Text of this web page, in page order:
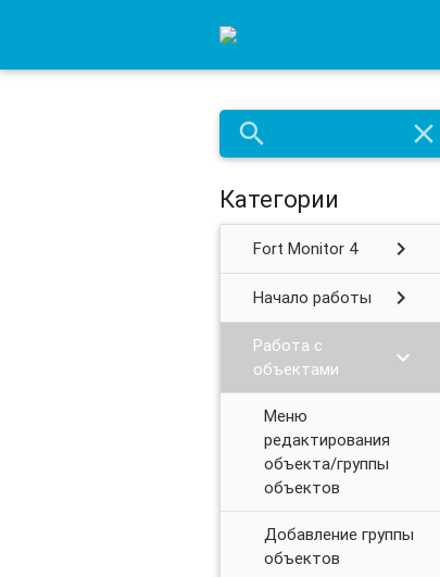
search close
Категории
Fort Monitor 4 chevron_right
Начало работы chevron_right
Работа с
объектами
chevron_right
Меню
редактирования
объекта/группы
объектов
Добавление группы
объектов